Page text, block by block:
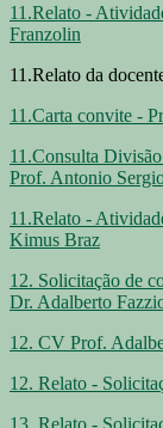
11.Relato -
Franzolin
11.Relato da
11.Carta convite -
11.Consulta
Prof. Antonio
11.Relato -
Kimus Braz
12. Solicitação de
Dr. Adalberto
12. CV Prof.
12. Relato -
13. Relato -